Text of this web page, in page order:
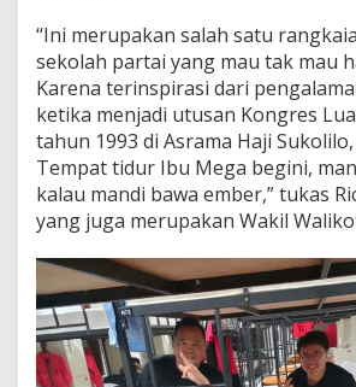
P
e
r
j
u
a
n
g
a
n
“Ini merupakan salah satu
sekolah partai yang mau tak mau
Karena terinspirasi dari
ketika menjadi utusan Kongres
tahun 1993 di Asrama Haji
Tempat tidur Ibu Mega begini,
kalau mandi bawa ember,” tukas
yang juga merupakan Wakil